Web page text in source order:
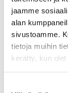
jaamme
alan
sivustoamme.
tietoja muihin
kerätty, kun